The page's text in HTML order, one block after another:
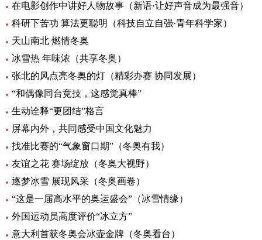
在电影创作中讲好人物故事（新语·让好声音成为最强音）
科研下苦功 算法更聪明（科技自立自强·青年科学家）
天山南北 燃情冬奥
冰雪热 年味浓（共享冬奥）
张北的风点亮冬奥的灯（精彩办赛 协同发展）
“和偶像同台竞技，这感觉真棒”
生动诠释“更团结”格言
屏幕内外，共同感受中国文化魅力
找准比赛的“气象窗口期”（冬奥有我）
友谊之花 赛场绽放（冬奥大视野）
逐梦冰雪 展现风采（冬奥画卷）
“这是一届高水平的奥运盛会”（冰雪情缘）
外国运动员高度评价“冰立方”
意大利首获冬奥会冰壶金牌（冬奥看台）